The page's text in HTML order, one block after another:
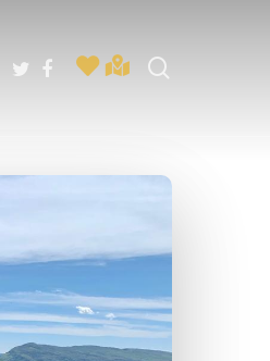
twitterfacebook